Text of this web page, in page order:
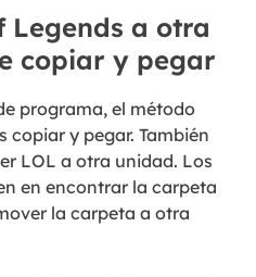
Legends a otra
copiar y pegar
programa, el método
copiar y pegar. También
LOL a otra unidad. Los
en encontrar la carpeta
la carpeta a otra